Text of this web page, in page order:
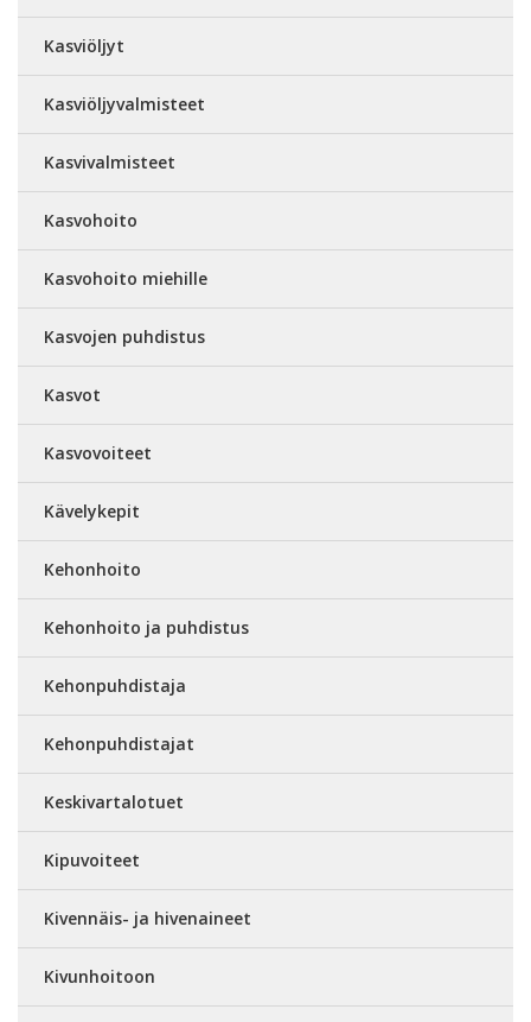
Kasviöljyt
Kasviöljyvalmisteet
Kasvivalmisteet
Kasvohoito
Kasvohoito miehille
Kasvojen puhdistus
Kasvot
Kasvovoiteet
Kävelykepit
Kehonhoito
Kehonhoito ja puhdistus
Kehonpuhdistaja
Kehonpuhdistajat
Keskivartalotuet
Kipuvoiteet
Kivennäis- ja hivenaineet
Kivunhoitoon